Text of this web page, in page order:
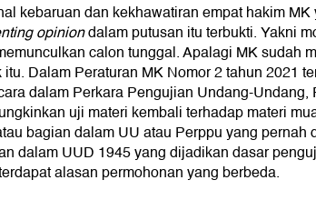
kebaruan dan kekhawatiran empat hakim
opiniondalam putusan itu terbukti. Yakni
calon tunggal. Apalagi MK sudah
itu. Dalam Peraturan MK Nomor 2 tahun 2021
dalam Perkara Pengujian Undang-Undang,
uji materi kembali terhadap materi
bagian dalam UU atau Perppu yang pernah
dalam UUD 1945 yang dijadikan dasar
alasan permohonan yang berbeda.